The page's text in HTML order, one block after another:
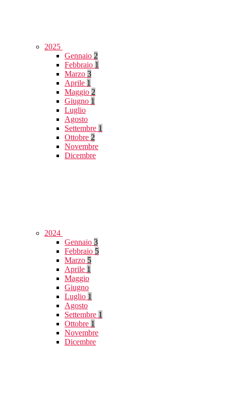
2025
Gennaio 2
Febbraio 1
Marzo 3
Aprile 1
Maggio 2
Giugno 1
Luglio
Agosto
Settembre 1
Ottobre 2
Novembre
Dicembre
2024
Gennaio 3
Febbraio 5
Marzo 5
Aprile 1
Maggio
Giugno
Luglio 1
Agosto
Settembre 1
Ottobre 1
Novembre
Dicembre